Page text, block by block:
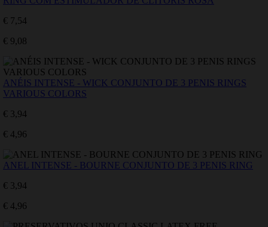
€ 7,54
€ 9,08
ANÉIS INTENSE - WICK CONJUNTO DE 3 PENIS RINGS
VARIOUS COLORS
€ 3,94
€ 4,96
ANEL INTENSE - BOURNE CONJUNTO DE 3 PENIS RING
€ 3,94
€ 4,96